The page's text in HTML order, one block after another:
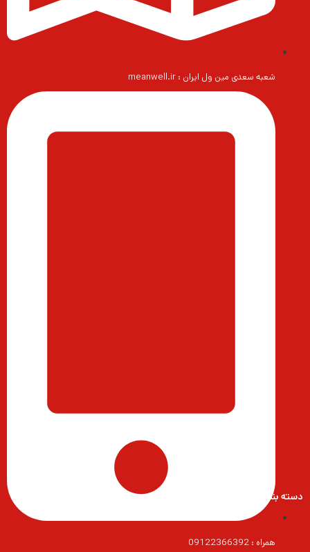
شعبه سعدی مین ول ایران : meanwell.ir
همراه : 09122366392
دسته بندی محصولات